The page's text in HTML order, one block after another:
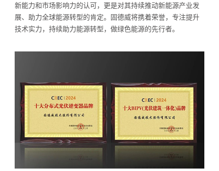
新能力和市场影响力的认可，更是对其持续推动新能源产业发
展、助力全球能源转型的肯定。固德威将携着荣誉，专注提升
技术实力，持续助力能源转型，做绿色能源的先行者。